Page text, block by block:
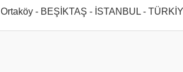
Ortaköy - BEŞİKTAŞ - İSTANBUL -